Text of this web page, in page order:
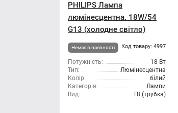
PHILIPS Лампа
люмінесцентна. 18W/54
G13 (холодне світло)
Немає в наявності Код товару: 4997
Потужність:
18 Вт
Тип:
Люмінесцентна
Колір:
білий
Категорія:
Лампи
Вид:
T8 (трубка)